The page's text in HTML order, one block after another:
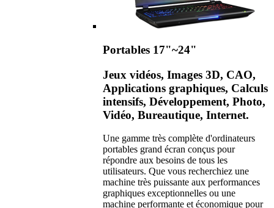
Portables 17"~24"
Jeux vidéos, Images 3D, CAO,
Applications graphiques, Calculs
intensifs, Développement, Photo,
Vidéo, Bureautique, Internet.
Une gamme très complète d'ordinateurs
portables grand écran conçus pour
répondre aux besoins de tous les
utilisateurs. Que vous recherchiez une
machine très puissante aux performances
graphiques exceptionnelles ou une
machine performante et économique pour